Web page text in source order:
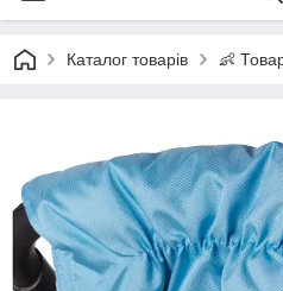
Каталог товарів 👶